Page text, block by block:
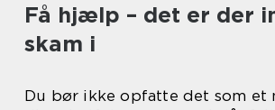
Få hjælp – det er der
skam i
Du bør ikke opfatte det som et